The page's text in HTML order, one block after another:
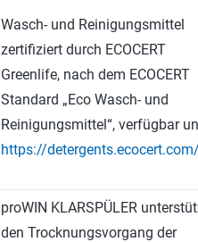
Wasch- und Reinigungsmittel
zertifiziert durch ECOCERT
Greenlife, nach dem ECOCERT
Standard „Eco Wasch- und
Reinigungsmittel“, verfügbar
https://
proWIN KLARSPÜLER
den Trocknungsvorgang der